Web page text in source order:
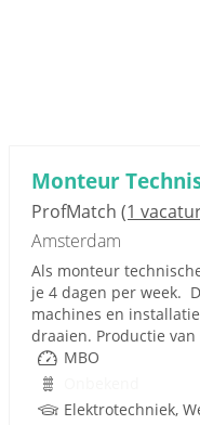
Monteur
ProfMatch (1
Amsterdam
Als monteur
je 4 dagen per week.
machines en
draaien. Productie
MBO
Elektrotechniek,